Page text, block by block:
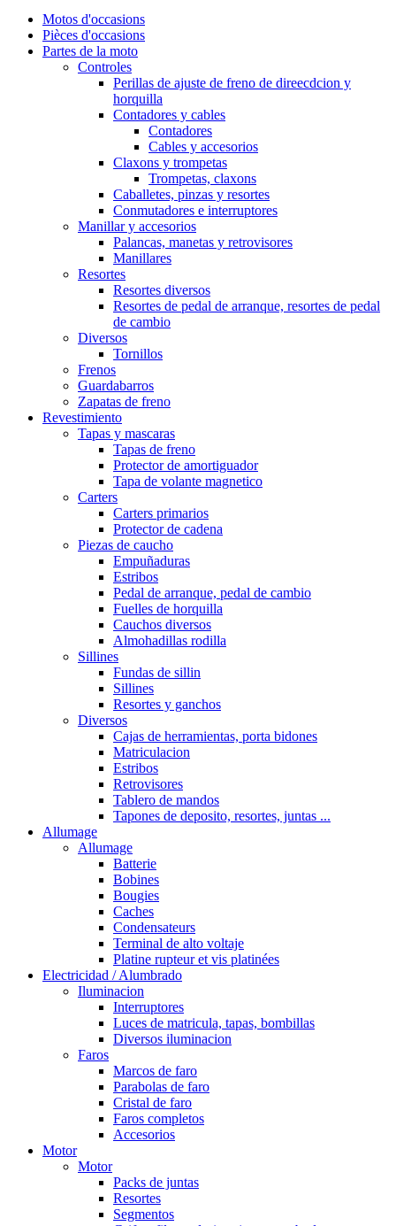
Motos d'occasions
Pièces d'occasions
Partes de la moto
Controles
Perillas de ajuste de freno de direecdcion y
horquilla
Contadores y cables
Contadores
Cables y accesorios
Claxons y trompetas
Trompetas, claxons
Caballetes, pinzas y resortes
Conmutadores e interruptores
Manillar y accesorios
Palancas, manetas y retrovisores
Manillares
Resortes
Resortes diversos
Resortes de pedal de arranque, resortes de pedal
de cambio
Diversos
Tornillos
Frenos
Guardabarros
Zapatas de freno
Revestimiento
Tapas y mascaras
Tapas de freno
Protector de amortiguador
Tapa de volante magnetico
Carters
Carters primarios
Protector de cadena
Piezas de caucho
Empuñaduras
Estribos
Pedal de arranque, pedal de cambio
Fuelles de horquilla
Cauchos diversos
Almohadillas rodilla
Sillines
Fundas de sillin
Sillines
Resortes y ganchos
Diversos
Cajas de herramientas, porta bidones
Matriculacion
Estribos
Retrovisores
Tablero de mandos
Tapones de deposito, resortes, juntas ...
Allumage
Allumage
Batterie
Bobines
Bougies
Caches
Condensateurs
Terminal de alto voltaje
Platine rupteur et vis platinées
Electricidad / Alumbrado
Iluminacion
Interruptores
Luces de matricula, tapas, bombillas
Diversos iluminacion
Faros
Marcos de faro
Parabolas de faro
Cristal de faro
Faros completos
Accesorios
Motor
Motor
Packs de juntas
Resortes
Segmentos